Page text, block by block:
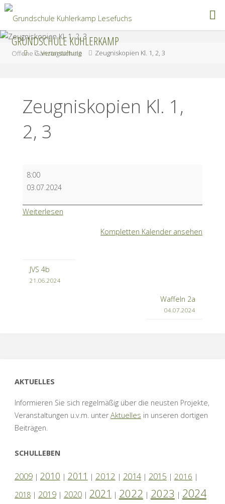
Zum
Inhalt
springen
GRUNDSCHULE KUHLERKAMP
Offene Ganztagsschule
StartVeranstaltung Zeugniskopien Kl. 1, 2, 3
Zeugniskopien Kl. 1,
2, 3
Zeugniskopien
Kl.
2,
8:00
03.07.2024
Weiterlesen
Kompletten Kalender ansehen
JVS 4b
21.06.2024
Waffeln 2a
04.07.2024
AKTUELLES
Informieren Sie sich regelmäßig über die neusten Projekte,
Veranstaltungen u.v.m. unterAktuelles in unseren dortigen
Beiträgen.
SCHULLEBEN
2009| 2010 | 2011 | 2012 | 2014| 2015 | 2016 |
2018| 2019| 2020| 2021 | 2022 | 2023 | 2024